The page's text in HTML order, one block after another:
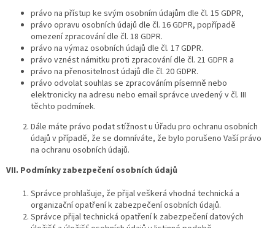
právo na přístup ke svým osobním údajům dle čl. 15 GDPR,
právo opravu osobních údajů dle čl. 16 GDPR, popřípadě
omezení zpracování dle čl. 18 GDPR.
právo na výmaz osobních údajů dle čl. 17 GDPR.
právo vznést námitku proti zpracování dle čl. 21 GDPR a
právo na přenositelnost údajů dle čl. 20 GDPR.
právo odvolat souhlas se zpracováním písemně nebo
elektronicky na adresu nebo email správce uvedený v čl. III
těchto podmínek.
Dále máte právo podat stížnost u Úřadu pro ochranu osobních
údajů v případě, že se domníváte, že bylo porušeno Vaší právo
na ochranu osobních údajů.
VII. Podmínky zabezpečení osobních údajů
Správce prohlašuje, že přijal veškerá vhodná technická a
organizační opatření k zabezpečení osobních údajů.
Správce přijal technická opatření k zabezpečení datových